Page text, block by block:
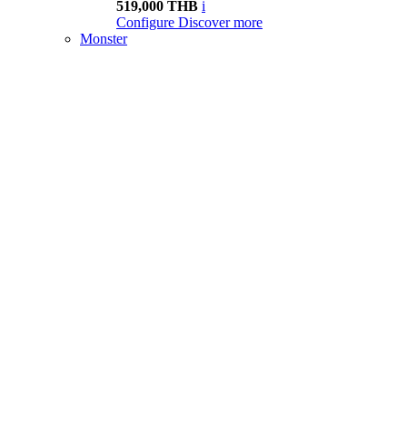
519,000 THB i
Configure Discover more
Monster